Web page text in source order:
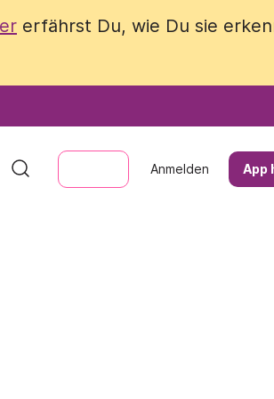
erfährst Du, wie Du sie
Anmelden App
erfährst Du, wie Du sie
Anmelden App